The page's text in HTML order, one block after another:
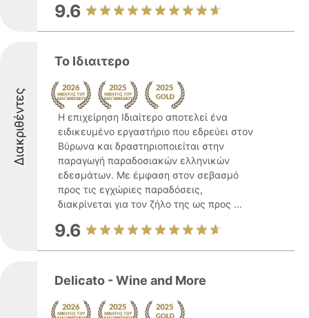
9.6
Διακριθέντες
Το Ιδιαιτερο
Η επιχείρηση Ιδιαίτερο αποτελεί ένα
ειδικευμένο εργαστήριο που εδρεύει στον
Βύρωνα και δραστηριοποιείται στην
παραγωγή παραδοσιακών ελληνικών
εδεσμάτων. Με έμφαση στον σεβασμό
προς τις εγχώριες παραδόσεις,
διακρίνεται για τον ζήλο της ως προς ...
9.6
Delicato - Wine and More